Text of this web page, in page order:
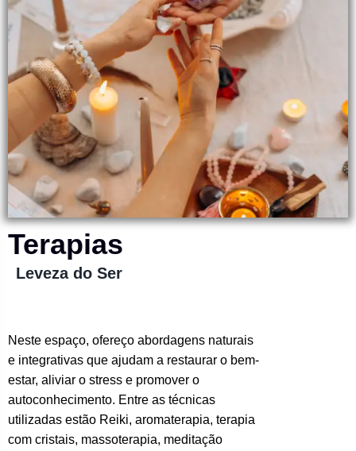
Terapias
Leveza do Ser
Neste espaço, ofereço abordagens naturais
e integrativas que ajudam a restaurar o bem-
estar, aliviar o stress e promover o
autoconhecimento. Entre as técnicas
utilizadas estão Reiki, aromaterapia, terapia
com cristais, massoterapia, meditação